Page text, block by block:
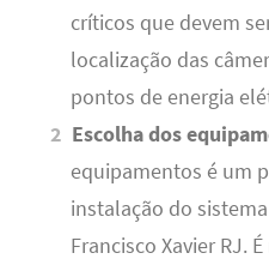
críticos que devem
localização das
pontos de energia
Escolha dos
equipamentos é um
instalação do sistema
Francisco Xavier RJ.